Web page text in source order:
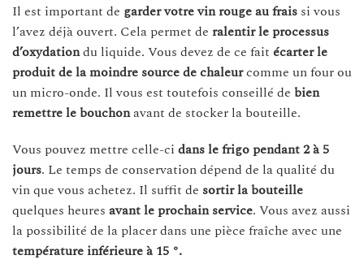
Il est important de garder votre vin rouge au frais si vous
l’avez déjà ouvert. Cela permet de ralentir le processus
d’oxydationdu liquide. Vous devez de ce fait écarter le
produit de lamoindre source de chaleurcomme un four ou
un micro-onde. Il vous est toutefois conseillé de bien
remettre le bouchonavant de stocker la bouteille.
Vous pouvez mettre celle-ci dans le frigo pendant 2 à 5
jours. Le temps de conservation dépend de la qualité du
vin que vous achetez. Il suffit de sortir la bouteille
quelques heures avant le prochain service. Vous avez aussi
la possibilité de la placer dans une pièce fraîche avec une
température inférieure à 15 °.